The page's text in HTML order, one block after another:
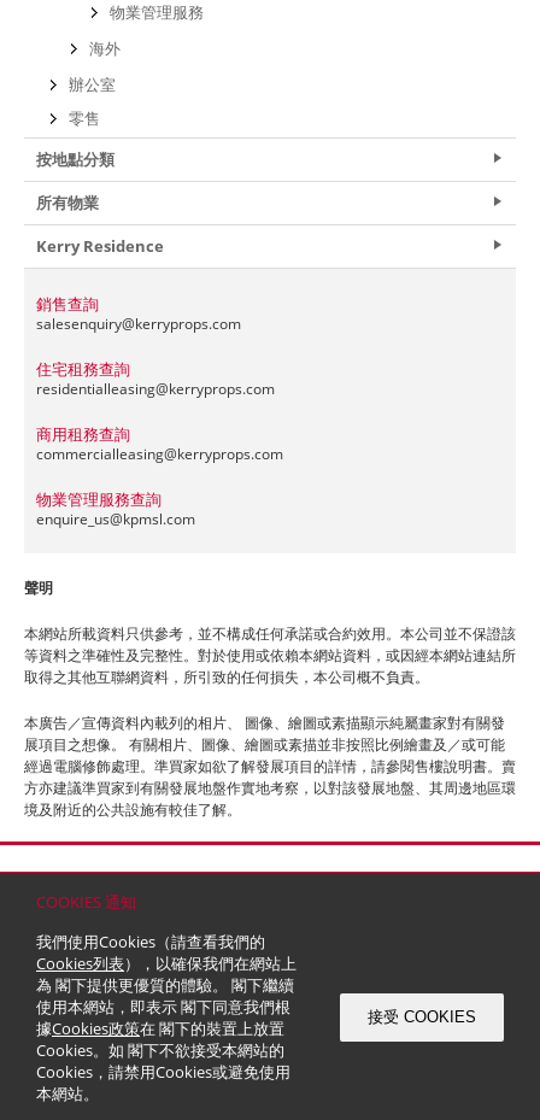
COOKIES 通知
我們使用Cookies（請查看我們的
Cookies列表），以確保我們在網站上
為 閣下提供更優質的體驗。 閣下繼續
使用本網站，即表示 閣下同意我們根
據Cookies政策在 閣下的裝置上放置
Cookies。如 閣下不欲接受本網站的
Cookies，請禁用Cookies或避免使用
本網站。
接受 COOKIES
物業管理服務
海外
辦公室
零售
按地點分類
所有物業
Kerry Residence
銷售查詢
salesenquiry@kerryprops.com
住宅租務查詢
residentialleasing@kerryprops.com
商用租務查詢
commercialleasing@kerryprops.com
物業管理服務查詢
enquire_us@kpmsl.com
聲明
本網站所載資料只供參考，並不構成任何承諾或合約效用。本公司並不保證該
等資料之準確性及完整性。對於使用或依賴本網站資料，或因經本網站連結所
取得之其他互聯網資料，所引致的任何損失，本公司概不負責。
本廣告／宣傳資料內載列的相片、 圖像、繪圖或素描顯示純屬畫家對有關發
展項目之想像。 有關相片、圖像、繪圖或素描並非按照比例繪畫及／或可能
經過電腦修飾處理。準買家如欲了解發展項目的詳情，請參閱售樓說明書。賣
方亦建議準買家到有關發展地盤作實地考察，以對該發展地盤、其周邊地區環
境及附近的公共設施有較佳了解。
© 2026 嘉里建設有限公司 (於百慕達註冊成立之有限公司)